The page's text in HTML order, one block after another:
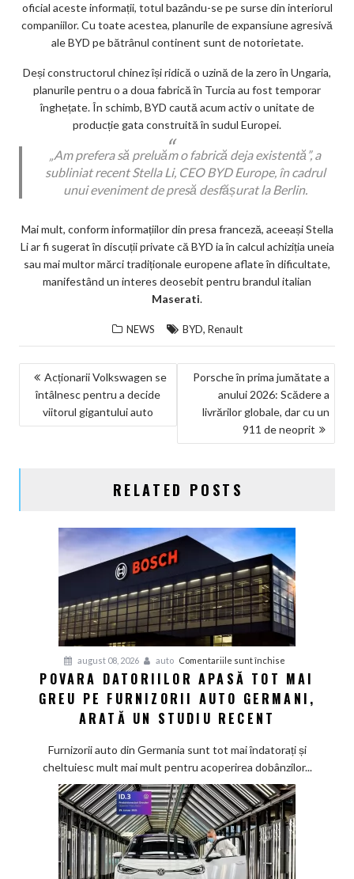
oficial aceste informații, totul bazându-se pe surse din interiorul
companiilor. Cu toate acestea, planurile de expansiune agresivă
ale BYD pe bătrânul continent sunt de notorietate.
Deși constructorul chinez își ridică o uzină de la zero în Ungaria,
planurile pentru o a doua fabrică în Turcia au fost temporar
înghețate. În schimb, BYD caută acum activ o unitate de
producție gata construită în sudul Europei.
„Am prefera să preluăm o fabrică deja existentă”, a
subliniat recent Stella Li, CEO BYD Europe, în cadrul
unui eveniment de presă desfășurat la Berlin.
Mai mult, conform informațiilor din presa franceză, aceeași Stella
Li ar fi sugerat în discuții private că BYD ia în calcul achiziția uneia
sau mai multor mărci tradiționale europene aflate în dificultate,
manifestând un interes deosebit pentru brandul italian
Maserati.
NEWS BYD, Renault
NAVIGARE
ÎN
ARTICOLE
Acționarii Volkswagen se
întâlnesc pentru a decide
viitorul gigantului auto
Porsche în prima jumătate a
anului 2026: Scădere a
livrărilor globale, dar cu un
911 de neoprit
RELATED POSTS
august 08, 2026 auto Comentariile sunt închise
Povara
datoriilor
mai
greu
furnizorii
auto
germani,
arată
un
POVARA DATORIILOR APASĂ TOT MAI
GREU PE FURNIZORII AUTO GERMANI,
ARATĂ UN STUDIU RECENT
Furnizorii auto din Germania sunt tot mai îndatorați și
cheltuiesc mult mai mult pentru acoperirea dobânzilor...